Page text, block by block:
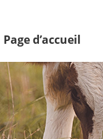
Page d’accueil